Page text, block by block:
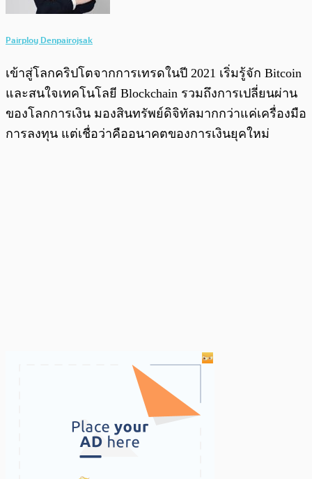
Pairploy Denpairojsak
เข้าสู่โลกคริปโตจากการเทรดในปี 2021 เริ่มรู้จัก Bitcoin
และสนใจเทคโนโลยี Blockchain รวมถึงการเปลี่ยนผ่าน
ของโลกการเงิน มองสินทรัพย์ดิจิทัลมากกว่าแค่เครื่องมือ
การลงทุน แต่เชื่อว่าคืออนาคตของการเงินยุคใหม่